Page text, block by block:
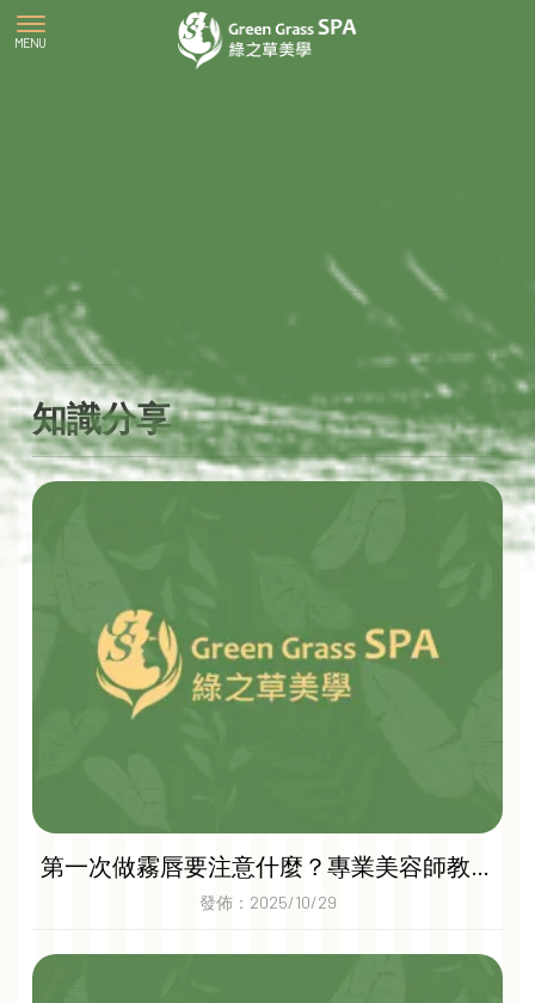
知識分享
第一次做霧唇要注意什麼？專業美容師教你
術前準備｜桃園霧唇｜蘆竹區霧唇推薦
發佈：2025/10/29